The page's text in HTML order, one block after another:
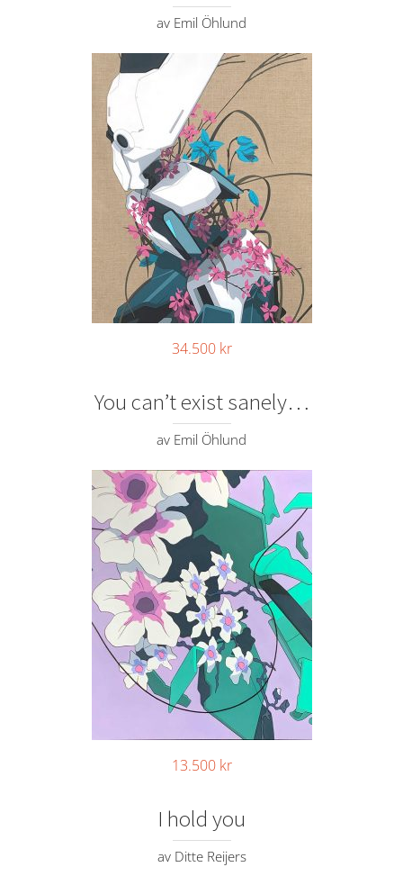
av Emil Öhlund
34.500 kr
You can’t exist sanely…
av Emil Öhlund
13.500 kr
I hold you
av Ditte Reijers